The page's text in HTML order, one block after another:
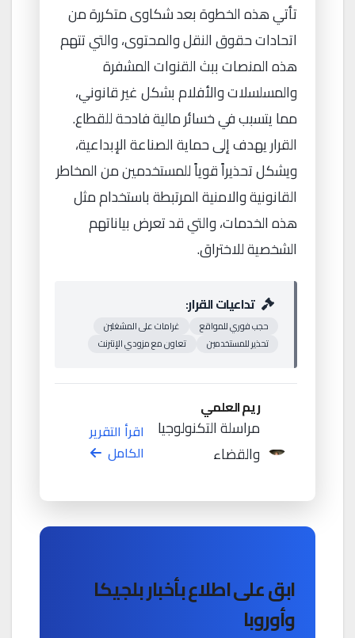
تأتي هذه الخطوة بعد شكاوى متكررة من
اتحادات حقوق النقل والمحتوى، والتي تتهم
هذه المنصات ببث القنوات المشفرة
والمسلسلات والأفلام بشكل غير قانوني،
مما يتسبب في خسائر مالية فادحة للقطاع.
القرار يهدف إلى حماية الصناعة الإبداعية،
ويشكل تحذيراً قوياً للمستخدمين من المخاطر
القانونية والامنية المرتبطة باستخدام مثل
هذه الخدمات، والتي قد تعرض بياناتهم
الشخصية للاختراق.
تداعيات القرار:
حجب فوري للمواقع
غرامات على المشغلين
تحذير للمستخدمين
تعاون مع مزودي الإنترنت
ريم العلمي
مراسلة التكنولوجيا
والقضاء
اقرأ التقرير
الكامل
ابق على اطلاع بأخبار بلجيكا
وأوروبا